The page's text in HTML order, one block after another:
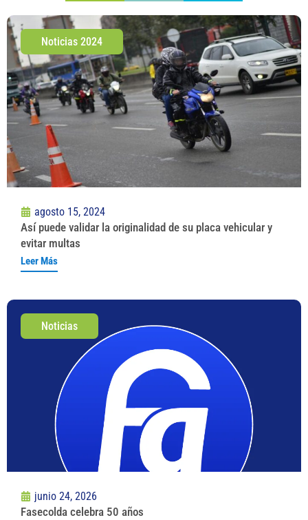
Noticias 2024
agosto 15, 2024
Así puede validar la originalidad de su placa vehicular y
evitar multas
Leer Más
Noticias
junio 24, 2026
Fasecolda celebra 50 años